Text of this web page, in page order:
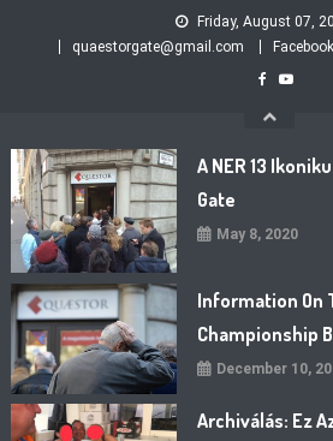
Friday, August 07,
quaestorgate@gmail.com
Facebook
A NER 13
Gate
May 8, 2020
Information On
Championship
December 10,
Archiválás: Ez